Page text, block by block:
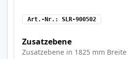
Art.-Nr. SLR-900502
Zusatzebene
Zusatzebene in 1825 mm